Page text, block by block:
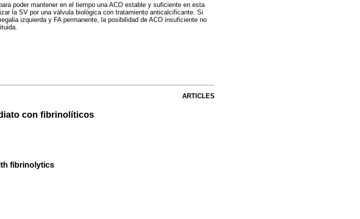
poder mantener en el tiempo una ACO estable y suficiente en esta
la SV por una válvula biológica con tratamiento anticalcificante. Si
izquierda y FA permanente, la posibilidad de ACO insuficiente no
ARTICLES
con fibrinolíticos
fibrinolytics